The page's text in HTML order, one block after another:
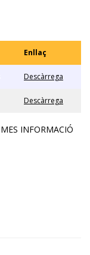
Enllaç
Descàrrega
Descàrrega
MES INFORMACIÓ